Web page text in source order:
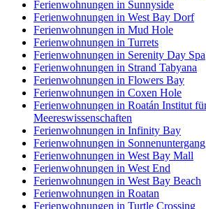
Ferienwohnungen in Sunnyside
Ferienwohnungen in West Bay Dorf
Ferienwohnungen in Mud Hole
Ferienwohnungen in Turrets
Ferienwohnungen in Serenity Day Spa
Ferienwohnungen in Strand Tabyana
Ferienwohnungen in Flowers Bay
Ferienwohnungen in Coxen Hole
Ferienwohnungen in Roatán Institut
Meereswissenschaften
Ferienwohnungen in Infinity Bay
Ferienwohnungen in
Ferienwohnungen in West Bay Mall
Ferienwohnungen in West End
Ferienwohnungen in West Bay Beach
Ferienwohnungen in Roatan
Ferienwohnungen in Turtle Crossing